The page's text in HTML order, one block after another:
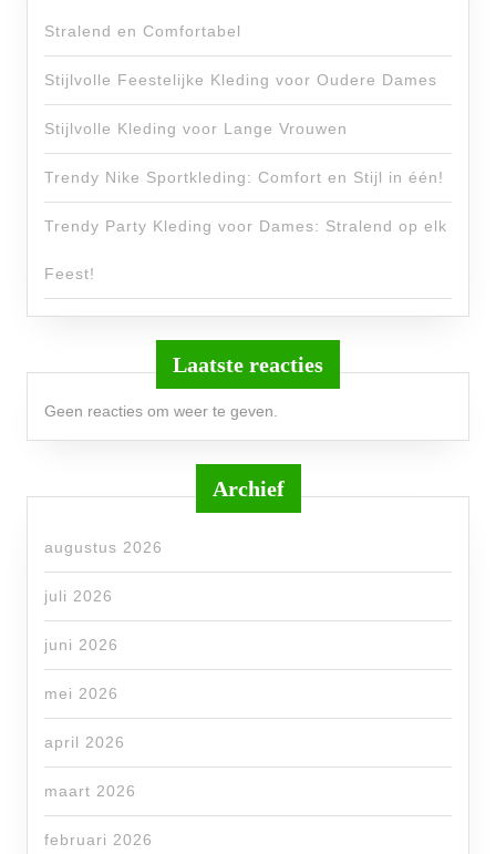
Stralend en Comfortabel
Stijlvolle Feestelijke Kleding voor Oudere Dames
Stijlvolle Kleding voor Lange Vrouwen
Trendy Nike Sportkleding: Comfort en Stijl in één!
Trendy Party Kleding voor Dames: Stralend op elk
Feest!
Laatste reacties
Geen reacties om weer te geven.
Archief
augustus 2026
juli 2026
juni 2026
mei 2026
april 2026
maart 2026
februari 2026